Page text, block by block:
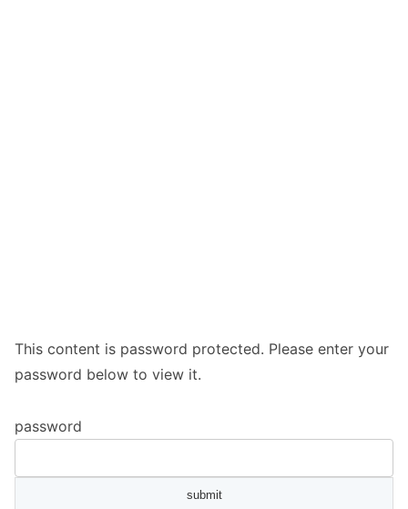
This content is password protected. Please enter your
password below to view it.
password